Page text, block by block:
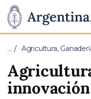
Presidencia
de
Nación
Pasar al contenido
… Agricultura,